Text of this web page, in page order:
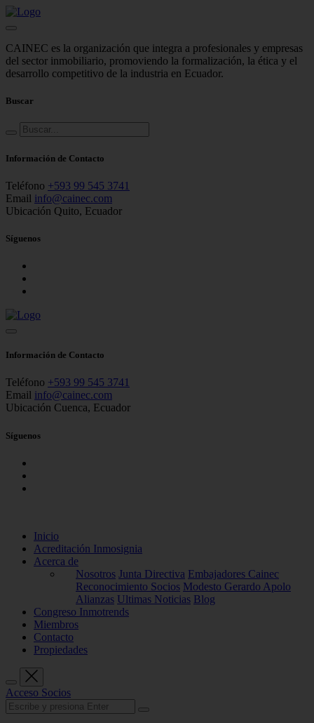
CAINEC es la organización que integra a profesionales y empresas
del sector inmobiliario, promoviendo la formalización, la ética y el
desarrollo competitivo de la industria en Ecuador.
Buscar
Información de Contacto
Teléfono +593 99 545 3741
Email info@cainec.com
Ubicación Quito, Ecuador
Síguenos
Información de Contacto
Teléfono +593 99 545 3741
Email info@cainec.com
Ubicación Cuenca, Ecuador
Síguenos
Inicio
Acreditación Inmosignia
Acerca de
Nosotros Junta Directiva Embajadores Cainec
Reconocimiento Socios Modesto Gerardo Apolo
Alianzas Ultimas Noticias Blog
Congreso Inmotrends
Miembros
Contacto
Propiedades
Acceso Socios